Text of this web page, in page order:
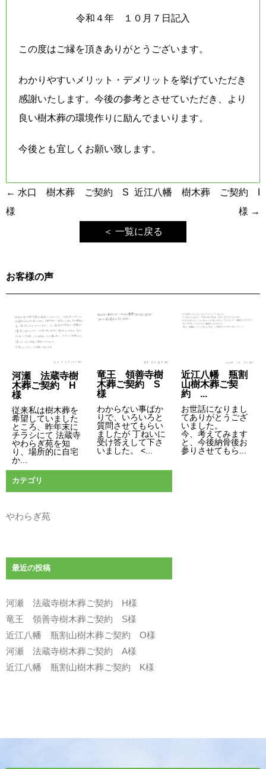
令和４年 １０月７日記入
この度はご縁を頂きありがとうございます。
わかりやすいメリット・デメリットを挙げていただき
感謝いたします。今後の参考とさせていただき、より
良い樹木葬の環境作りに励んでまいります。
今後とも宜しくお願い致します。
投
稿
← 水口 樹木葬 ご契約 S
様
近江八幡 樹木葬 ご契約 I
様 →
＜ 一覧に戻る
お客様の声
河瀬 法蔵寺樹
木葬ご契約 H
様
従来私は樹木葬を
希望していました
ところ、昨年末に
チラシにて 法蔵寺
やわらぎ苑を知
り、場所的に自宅
か...
竜王 領善寺樹
木葬ご契約 S
様
わからない事ばか
りで、いろいろと
質問させてもらい
ましたが 丁ねいに
受け答えして下さ
いました。 <...
近江八幡 瓶割
山樹木葬ご契
約 ...
お世話になりまし
てありがとうござ
いました。
今、考えてみます
と、今後納骨後お
参りさせてもら...
カテゴリ
やわらぎ苑
最近の投稿
河瀬 法蔵寺樹木葬ご契約 H様
竜王 領善寺樹木葬ご契約 S様
近江八幡 瓶割山樹木葬ご契約 O様
河瀬 法蔵寺樹木葬ご契約 A様
近江八幡 瓶割山樹木葬ご契約 K様